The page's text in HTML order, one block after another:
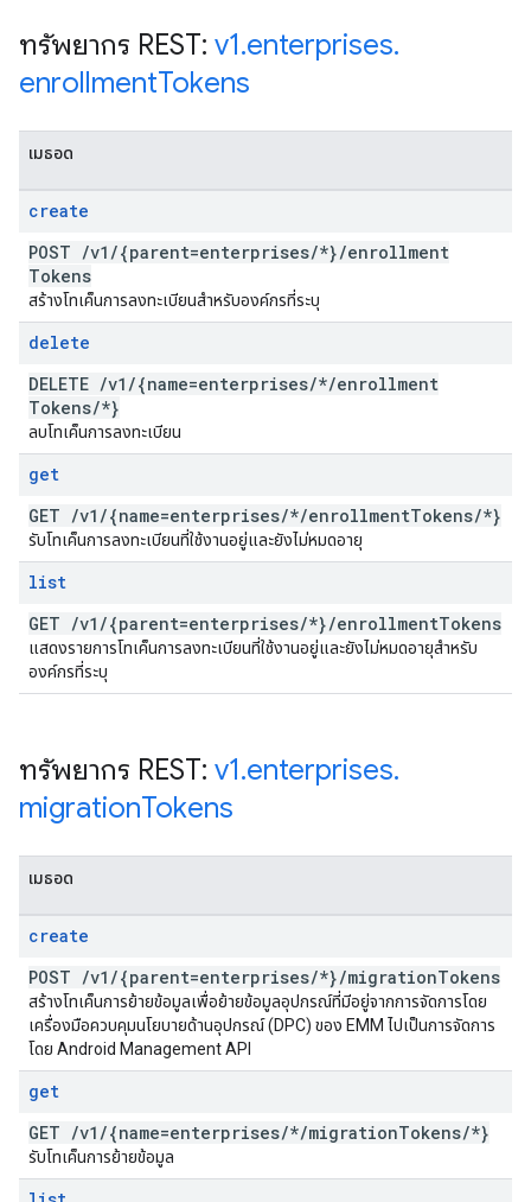
ทรัพยากร REST: v1.enterprises.
enrollmentTokens
เมธอด
create
POST /v1 /{parent=enterprises/*}/enrollment
Tokens
สร้างโทเค็นการลงทะเบียนสำหรับองค์กรที่ระบุ
delete
DELETE /v1 /{name=enterprises/*/enrollment
Tokens/*}
ลบโทเค็นการลงทะเบียน
get
GET /v1 /{name=enterprises/*/enrollmentTokens/*}
รับโทเค็นการลงทะเบียนที่ใช้งานอยู่และยังไม่หมดอายุ
list
GET /v1 /{parent=enterprises/*}/enrollmentTokens
แสดงรายการโทเค็นการลงทะเบียนที่ใช้งานอยู่และยังไม่หมดอายุสำหรับ
องค์กรที่ระบุ
ทรัพยากร REST: v1.enterprises.
migrationTokens
เมธอด
create
POST /v1 /{parent=enterprises/*}/migrationTokens
สร้างโทเค็นการย้ายข้อมูลเพื่อย้ายข้อมูลอุปกรณ์ที่มีอยู่จากการจัดการโดย
เครื่องมือควบคุมนโยบายด้านอุปกรณ์ (DPC) ของ EMM ไปเป็นการจัดการ
โดย Android Management API
get
GET /v1 /{name=enterprises/*/migrationTokens/*}
รับโทเค็นการย้ายข้อมูล